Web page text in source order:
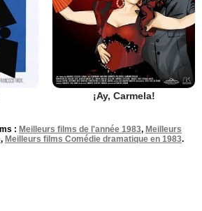
¡Ay, Carmela!
: Meilleurs films de l'année 1983, Meilleurs
, Meilleurs films Comédie dramatique en 1983.